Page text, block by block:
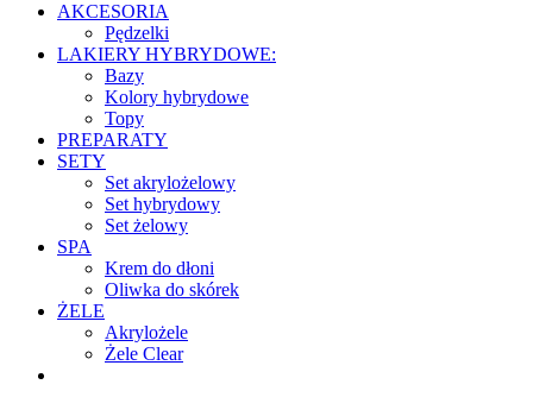
AKCESORIA
Pędzelki
LAKIERY HYBRYDOWE:
Bazy
Kolory hybrydowe
Topy
PREPARATY
SETY
Set akrylożelowy
Set hybrydowy
Set żelowy
SPA
Krem do dłoni
Oliwka do skórek
ŻELE
Akrylożele
Żele Clear